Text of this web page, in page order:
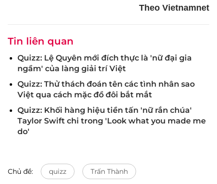
Theo Vietnamnet
Tin liên quan
Quizz: Lệ Quyên mới đích thực là 'nữ đại gia
ngầm' của làng giải trí Việt
Quizz: Thử thách đoán tên các tình nhân sao
Việt qua cách mặc đồ đôi bắt mắt
Quizz: Khối hàng hiệu tiền tấn 'nữ rắn chúa'
Taylor Swift chi trong 'Look what you made me
do'
Chủ đề: quizz Trấn Thành